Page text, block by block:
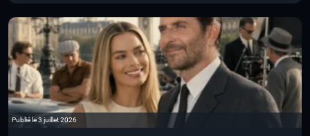
Publié le 3 juillet 2026